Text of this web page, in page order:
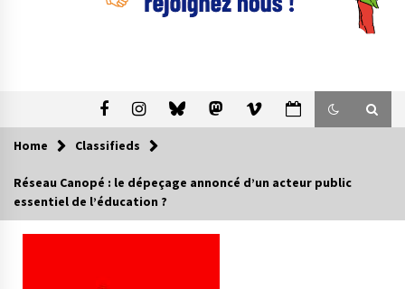
Home Classifieds
Réseau Canopé : le dépeçage annoncé d’un acteur public
essentiel de l’éducation ?